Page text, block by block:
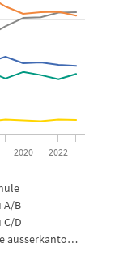
Data ranges from
A/B
C/D
ausserkanto…
2020 2022